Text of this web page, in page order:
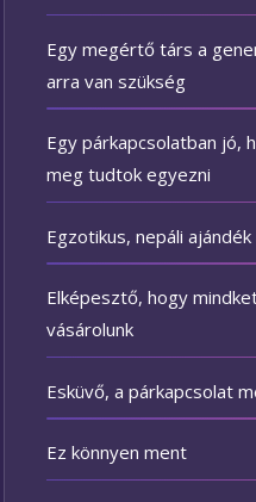
Egy megértő társ a
arra van szükség
Egy párkapcsolatban jó,
meg tudtok egyezni
Egzotikus, nepáli
Elképesztő, hogy
vásárolunk
Esküvő, a párkapcsolat
Ez könnyen ment